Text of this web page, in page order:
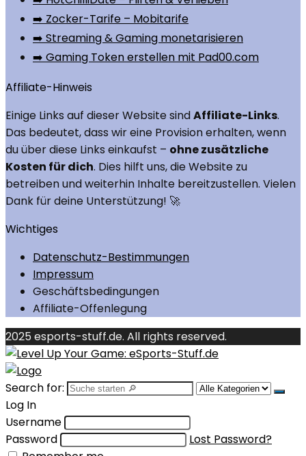
➡️ Zocker-Tarife – Mobitarife
➡️ Streaming & Gaming monetarisieren
➡️ Gaming Token erstellen mit Pad00.com
Affiliate-Hinweis
Einige Links auf dieser Website sindAffiliate-Links.
Das bedeutet, dass wir eine Provision erhalten, wenn
du über diese Links einkaufst – ohne zusätzliche
Kosten für dich. Dies hilft uns, die Website zu
betreiben und weiterhin Inhalte bereitzustellen. Vielen
Dank für deine Unterstützung! 🚀
Wichtiges
Datenschutz-Bestimmungen
Impressum
Geschäftsbedingungen
Affiliate-Offenlegung
2025 esports-stuff.de. All rights reserved.
Search for:
Log In
Username
Password
Lost Password?